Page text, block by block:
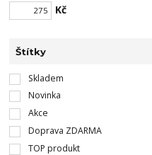
Kč
Štítky
Skladem
Novinka
Akce
Doprava ZDARMA
TOP produkt